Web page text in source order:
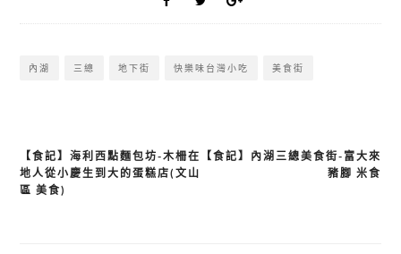
內湖 三總 地下街 快樂味台灣小吃 美食街
文
章
【食記】海利西點麵包坊-木柵在
地人從小慶生到大的蛋糕店(文山
區 美食)
【食記】內湖三總美食街-富大來
豬腳 米食